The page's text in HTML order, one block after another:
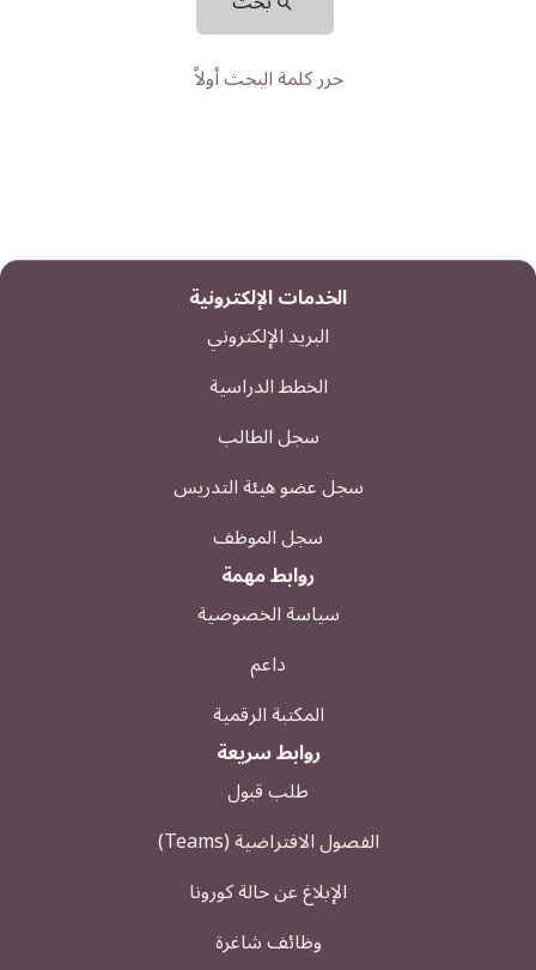
حرر كلمة البحث أولاً
الخدمات الإلكترونية
البريد الإلكتروني
الخطط الدراسية
سجل الطالب
سجل عضو هيئة التدريس
سجل الموظف
روابط مهمة
سياسة الخصوصية
داعم
المكتبة الرقمية
روابط سريعة
طلب قبول
الفصول الافتراضية (Teams)
الإبلاغ عن حالة كورونا
وظائف شاغرة